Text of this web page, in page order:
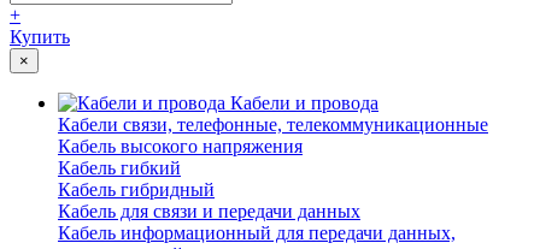
+
Купить
×
Кабели и провода
Кабели связи, телефонные, телекоммуникационные
Кабель высокого напряжения
Кабель гибкий
Кабель гибридный
Кабель для связи и передачи данных
Кабель информационный для передачи данных,